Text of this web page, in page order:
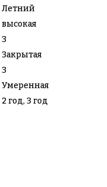
Летний
высокая
3
Закрытая
3
Умеренная
2 год, 3 год